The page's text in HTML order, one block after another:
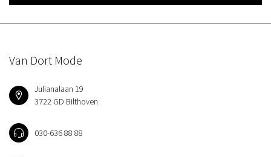
Van Dort Mode
Julianalaan 19
3722 GD Bilthoven
030-636 88 88